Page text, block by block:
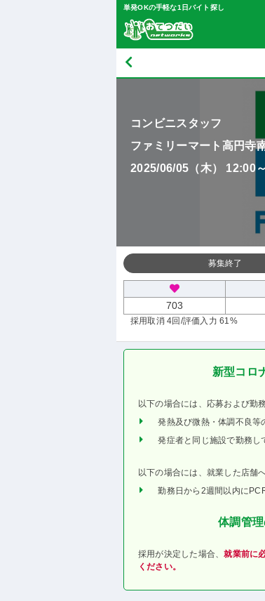
単発OKの手軽な1日バイト探し
コンビニスタッフ
ファミリーマート高円寺
2025/06/05（木） 12:00
募集終了
703
採用取消 4回 /評価入力 61%
新型コロ
以下の場合には、応募および勤
発熱及び微熱・体調不良等
発症者と同じ施設で勤務し
以下の場合には、就業した店舗
勤務日から2週間以内に
体調管
採用が決定した場合、就業前に
ください。